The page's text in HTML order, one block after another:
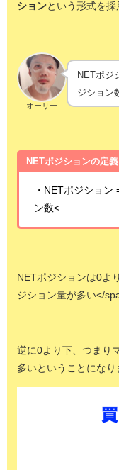
ションという形式を採
オーリー
NETポジ
ジション
NETポジションの定義
・NETポジション
ン数<
NETポジションは0よ
ジション量が多い</
逆に0より下、つまり
多いということになり